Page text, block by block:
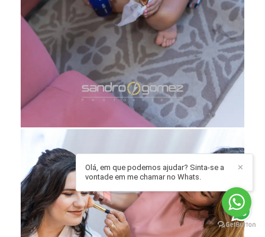
✕
Olá, em que podemos ajudar? Sinta-se a
vontade em me chamar no Whats.